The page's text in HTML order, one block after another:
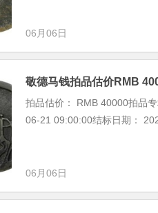
06月06日
敬德马钱拍品估价RMB
拍品估价： RMB 40000拍品
06-21 09:00:00结标日期：
06月06日